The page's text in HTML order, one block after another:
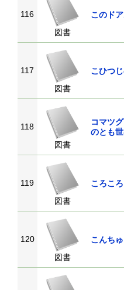
116
図書
このド
117
図書
こひつ
118
図書
コマツ
のとも
119
図書
ころこ
120
図書
こんち